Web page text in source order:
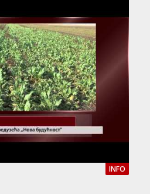
INFO